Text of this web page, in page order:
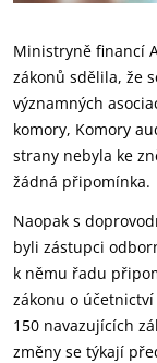
Ministryně financí
zákonů sdělila, že
významných
komory, Komory
strany nebyla ke
žádná připomínka.
Naopak s
byli zástupci
k němu řadu
zákonu o
150 navazujících
změny se týkají